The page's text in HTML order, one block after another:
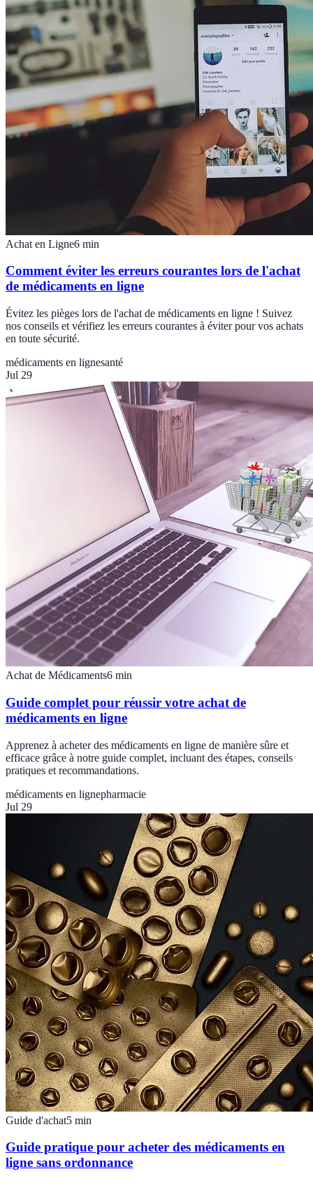
Achat en Ligne6 min
Comment éviter les erreurs courantes lors de l'achat
de médicaments en ligne
Évitez les pièges lors de l'achat de médicaments en ligne ! Suivez
nos conseils et vérifiez les erreurs courantes à éviter pour vos achats
en toute sécurité.
médicaments en lignesanté
Jul 29
Achat de Médicaments6 min
Guide complet pour réussir votre achat de
médicaments en ligne
Apprenez à acheter des médicaments en ligne de manière sûre et
efficace grâce à notre guide complet, incluant des étapes, conseils
pratiques et recommandations.
médicaments en lignepharmacie
Jul 29
Guide d'achat5 min
Guide pratique pour acheter des médicaments en
ligne sans ordonnance